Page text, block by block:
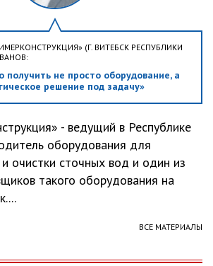
(Г. ВИТЕБСК РЕСПУБЛИКИ
получить не просто оборудование, а
решение под задачу»
- ведущий в Республике
оборудования для
очистки сточных вод и один из
такого оборудования на
ВСЕ МАТЕРИАЛЫ